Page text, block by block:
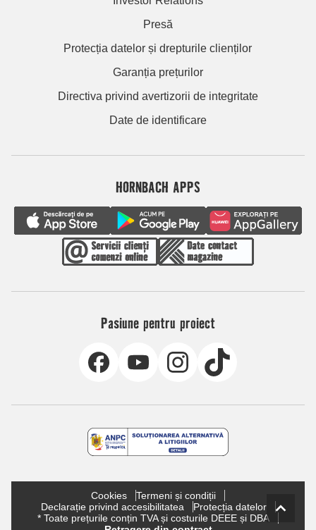
Presă
Protecția datelor și drepturile clienților
Garanția prețurilor
Directiva privind avertizorii de integritate
Date de identificare
HORNBACH APPS
Pasiune pentru proiect
Cookies
Termeni și condiții
Declarație privind accesibilitatea
Protecția datelor
* Toate prețurile conțin TVA și costurile DEEE și DBA